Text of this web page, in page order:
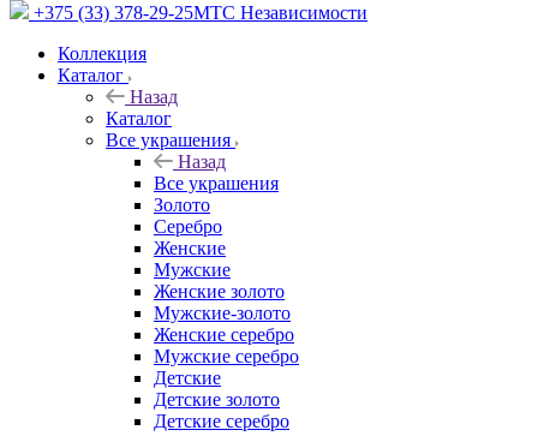
+375 (33) 378-29-25МТС Независимости
Коллекция
Каталог
Назад
Каталог
Все украшения
Назад
Все украшения
Золото
Серебро
Женские
Мужские
Женские золото
Мужские-золото
Женские серебро
Мужские серебро
Детские
Детские золото
Детские серебро